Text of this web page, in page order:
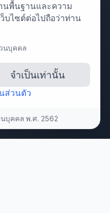
นพื้นฐานและความ
บไซต์ต่อไปถือว่าท่าน
นบุคคล
จำเป็นเท่านั้น
ส่วนตัว
บุคคล พ.ศ. 2562